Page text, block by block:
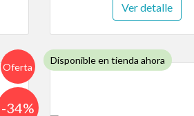
Ver detalle
Oferta
-34%
Disponible en tienda ahora